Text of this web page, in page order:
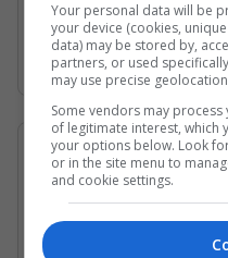
Gjirin Persik dhe
në det të hapur për
iraniane. /Telegrafi/
07/05/2026 • 16:19
Në çfarë
rihapet
Your personal data will be
your device (cookies,
data) may be stored by,
partners, or used
may use precise
Some vendors may
of legitimate interest, which
your options below. Look
or in the site menu to
and cookie settings.